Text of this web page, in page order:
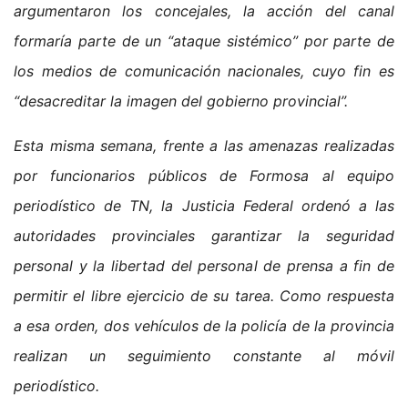
argumentaron los concejales, la acción del canal
formaría parte de un “ataque sistémico” por parte de
los medios de comunicación nacionales, cuyo fin es
“desacreditar la imagen del gobierno provincial”.
Esta misma semana, frente a las amenazas realizadas
por funcionarios públicos de Formosa al equipo
periodístico de TN, la Justicia Federal ordenó a las
autoridades provinciales garantizar la seguridad
personal y la libertad del personal de prensa a fin de
permitir el libre ejercicio de su tarea. Como respuesta
a esa orden, dos vehículos de la policía de la provincia
realizan un seguimiento constante al móvil
periodístico.